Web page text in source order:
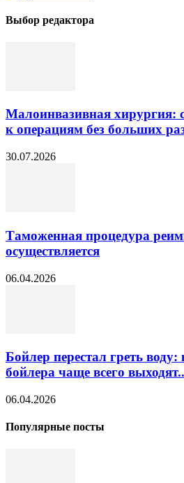
Выбор редактора
Малоинвазивная хирургия:
к операциям без больших
30.07.2026
Таможенная процедура
осуществляется
06.04.2026
Бойлер перестал греть воду:
бойлера чаще всего
06.04.2026
Популярные посты